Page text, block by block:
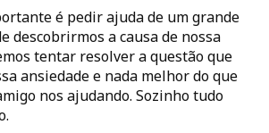
é pedir ajuda de um grande
descobrirmos a causa de nossa
tentar resolver a questão que
ansiedade e nada melhor do que
nos ajudando. Sozinho tudo